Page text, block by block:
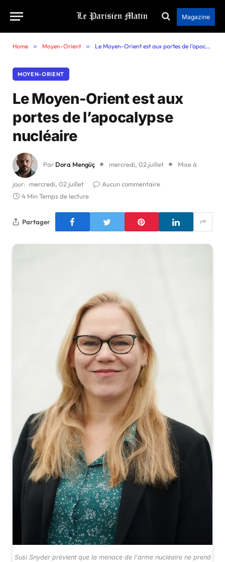
Magazine
Home » Moyen-Orient » Le Moyen-Orient est aux portes de l’apocalypse nucléaire
MOYEN-ORIENT
Le Moyen-Orient est aux
portes de l’apocalypse
nucléaire
Par Dora Mengüç mercredi, 02 juillet Mise à
jour: mercredi, 02 juillet
Aucun commentaire
4 Min Temps de lecture
Partager
Susi Snyder prévient que la menace de l'arme nucléaire ne prend